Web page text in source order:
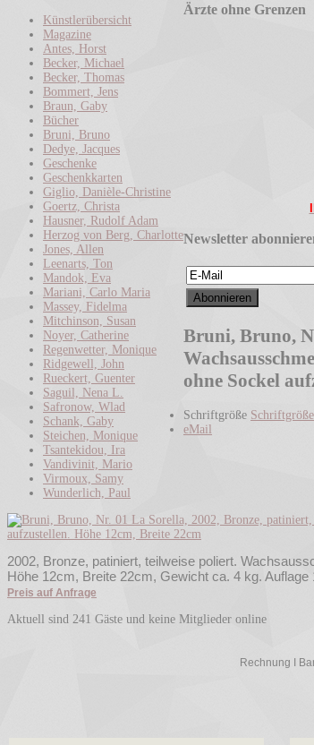
Künstlerübersicht
Magazine
Antes, Horst
Becker, Michael
Becker, Thomas
Bommert, Jens
Braun, Gaby
Bücher
Bruni, Bruno
Dedye, Jacques
Geschenke
Geschenkkarten
Giglio, Danièle-Christine
Goertz, Christa
Hausner, Rudolf Adam
Herzog von Berg, Charlotte
Jones, Allen
Leenarts, Ton
Mandok, Eva
Mariani, Carlo Maria
Massey, Fidelma
Mitchinson, Susan
Noyer, Catherine
Regenwetter, Monique
Ridgewell, John
Rueckert, Guenter
Saguil, Nena L.
Safronow, Wlad
Schank, Gaby
Steichen, Monique
Tsantekidou, Ira
Vandivinit, Mario
Virmoux, Samy
Wunderlich, Paul
Ärzte ohne Grenzen
Newsletter
Bruni, Bruno,
ohne Sockel
Schriftgröße
eMail
2002, Bronze, patiniert, teilweise poliert.
Höhe 12cm, Breite 22cm, Gewicht ca. 4 kg.
Preis auf Anfrage
Aktuell sind 241 Gäste und keine Mitglieder online
Rechnung I